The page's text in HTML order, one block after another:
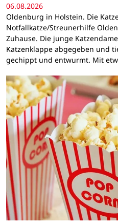
06.08.2026
Oldenburg in Holstein. Die
Notfallkatze/Streunerhilfe
Zuhause. Die junge
Katzenklappe abgegeben und
gechippt und entwurmt. Mit